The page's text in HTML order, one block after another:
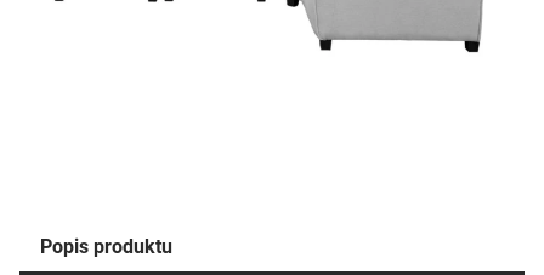
Popis produktu